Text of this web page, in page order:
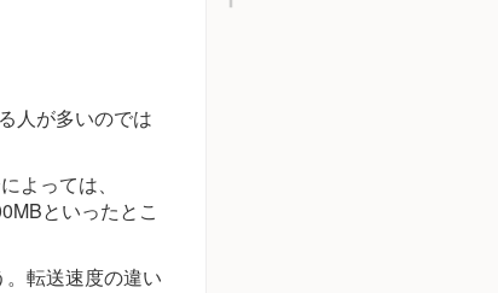
人が多いのでは
よっては、
といったとこ
転送速度の違い